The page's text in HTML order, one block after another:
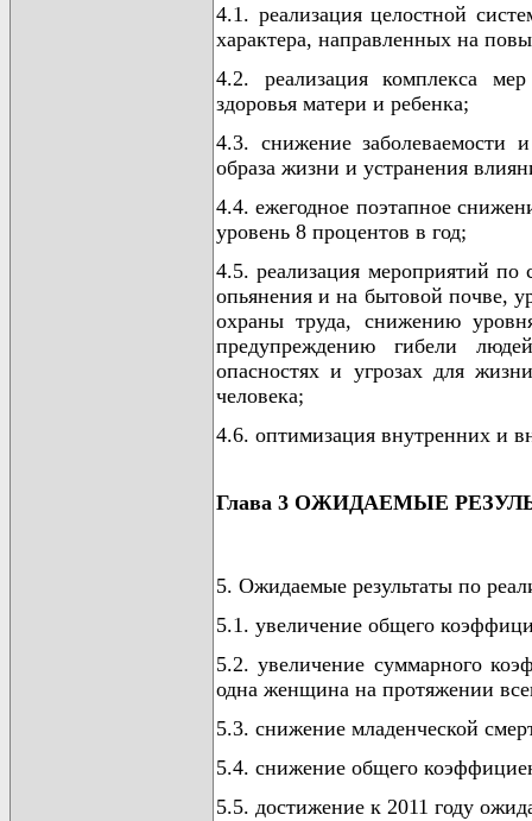
4.1. реализация целостной
характера, направленных на
4.2. реализация комплекса
здоровья матери и ребенка;
4.3. снижение заболеваемости
образа жизни и устранения
4.4. ежегодное поэтапное
уровень 8 процентов в год;
4.5. реализация мероприятий
опьянения и на бытовой почве,
охраны труда, снижению
предупреждению гибели
опасностях и угрозах для
человека;
4.6. оптимизация внутренних и
Глава 3 ОЖИДАЕМЫЕ
5. Ожидаемые результаты по
5.1. увеличение общего
5.2. увеличение суммарного
одна женщина на протяжении
5.3. снижение младенческой
5.4. снижение общего
5.5. достижение к 2011 году